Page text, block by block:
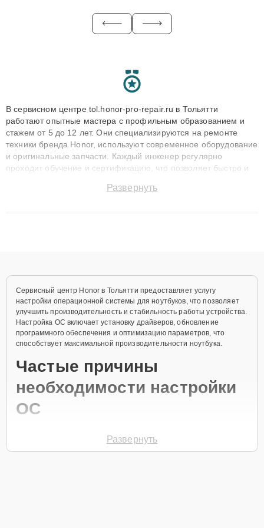
В сервисном центре tol.honor-pro-repair.ru в Тольятти
работают опытные мастера с профильным образованием и
стажем от 5 до 12 лет. Они специализируются на ремонте
техники бренда Honor, используют современное оборудование
и оригинальные запчасти. Каждый инженер регулярно
проходит обучение и сертификацию, что позволяет быстро и
сохранением гарантии до 3 лет. Наши мастера решают
Развернуть
Сервисный центр Honor в Тольятти предоставляет услугу
настройки операционной системы для ноутбуков, что позволяет
улучшить производительность и стабильность работы устройства.
Настройка ОС включает установку драйверов, обновление
программного обеспечения и оптимизацию параметров, что
способствует максимальной производительности ноутбука.
Частые причины
необходимости настройки
ОС
Ошибки в работе операционной системы.
Конфликты между установленными
Развернуть